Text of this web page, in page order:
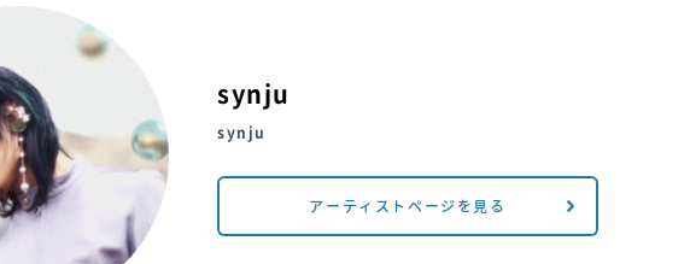
synju
synju
アーティストページを見る